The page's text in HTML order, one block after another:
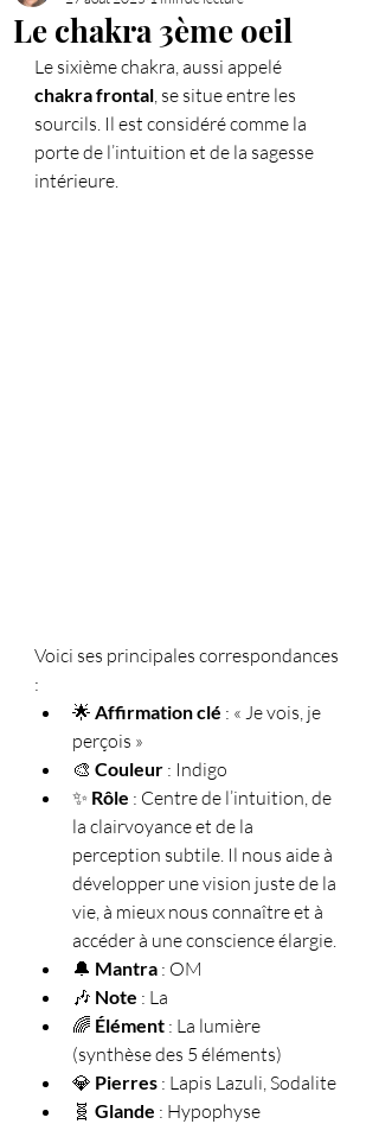
Le chakra 3ème oeil
Le sixième chakra, aussi appelé
chakra frontal, se situe entre les
sourcils. Il est considéré comme la
porte de l’intuition et de la sagesse
intérieure.
Voici ses principales correspondances
:
🌟 Affirmation clé : « Je vois, je
perçois »
🎨 Couleur : Indigo
✨ Rôle : Centre de l’intuition, de
la clairvoyance et de la
perception subtile. Il nous aide à
développer une vision juste de la
vie, à mieux nous connaître et à
accéder à une conscience élargie.
🔔 Mantra : OM
🎶 Note : La
🌈 Élément : La lumière
(synthèse des 5 éléments)
💎 Pierres : Lapis Lazuli, Sodalite
🧬 Glande : Hypophyse